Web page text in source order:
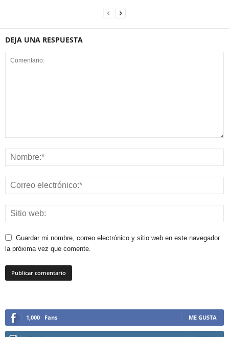
DEJA UNA RESPUESTA
Guardar mi nombre, correo electrónico y sitio web en este navegador
la próxima vez que comente.
1,000 Fans ME GUSTA